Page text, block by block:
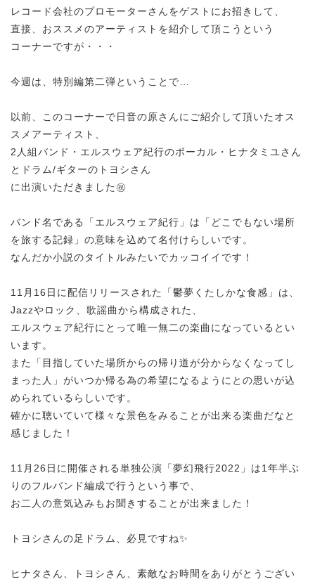
レコード会社のプロモーターさんをゲストにお招きして、
直接、おススメのアーティストを紹介して頂こうという
コーナーですが・・・
今週は、特別編第二弾ということで…
以前、このコーナーで日音の原さんにご紹介して頂いたオス
スメアーティスト、
2人組バンド・エルスウェア紀行のボーカル・ヒナタミユさん
とドラム/ギターのトヨシさん
に出演いただきました㊗
バンド名である「エルスウェア紀行」は「どこでもない場所
を旅する記録」の意味を込めて名付けらしいです。
なんだか小説のタイトルみたいでカッコイイです！
11月16日に配信リリースされた「鬱夢くたしかな食感」は、
Jazzやロック、歌謡曲から構成された、
エルスウェア紀行にとって唯一無二の楽曲になっているとい
います。
また「目指していた場所からの帰り道が分からなくなってし
まった人」がいつか帰る為の希望になるようにとの思いが込
められているらしいです。
確かに聴いていて様々な景色をみることが出来る楽曲だなと
感じました！
11月26日に開催される単独公演「夢幻飛行2022」は1年半ぶ
りのフルバンド編成で行うという事で、
お二人の意気込みもお聞きすることが出来ました！
トヨシさんの足ドラム、必見ですね✨
ヒナタさん、トヨシさん、素敵なお時間をありがとうござい